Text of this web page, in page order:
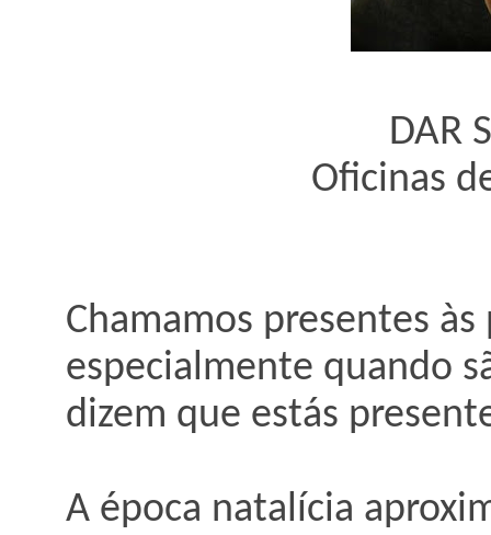
DAR
Oficinas
Chamamos presentes
especialmente quando
dizem que estás
A época natalícia